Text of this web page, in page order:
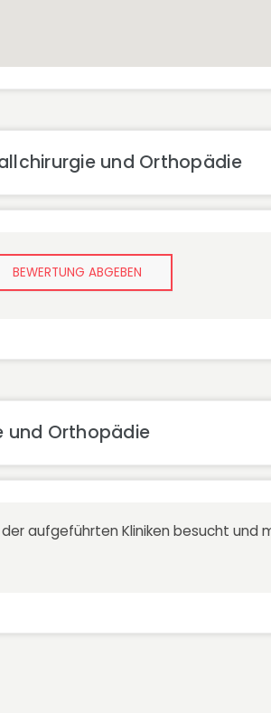
und Orthopädie
BEWERTUNG ABGEBEN
und Orthopädie
aufgeführten Kliniken besucht und